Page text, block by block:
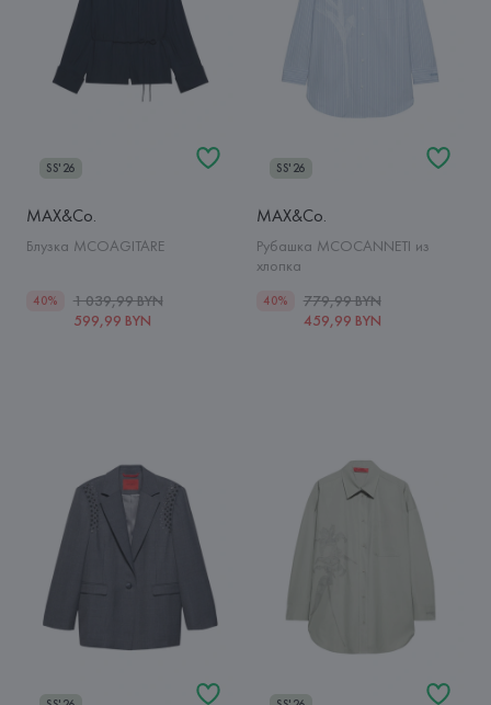
SS'26
MAX&Co.
Блузка MCOAGITARE
40%
1 039,99 BYN
599,99 BYN
SS'26
MAX&Co.
Рубашка MCOCANNETI из
хлопка
40%
779,99 BYN
459,99 BYN